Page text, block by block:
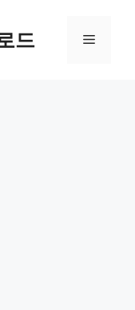
드 메